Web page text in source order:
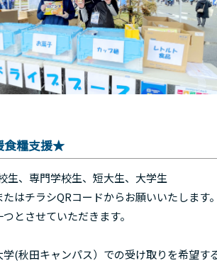
糧支援★
生、専門学校生、短大生、大学生
はチラシQRコードからお願いいたしま
とさせていただきます。
(秋田キャンパス）での受け取りを希望す